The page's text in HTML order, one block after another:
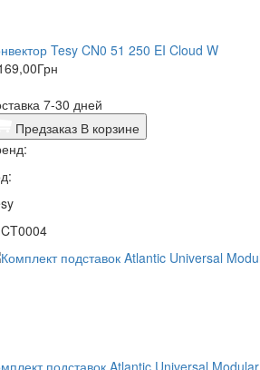
Tesy CN0 51 250 EI Cloud W
Грн
7-30 дней
Предзаказ В корзине